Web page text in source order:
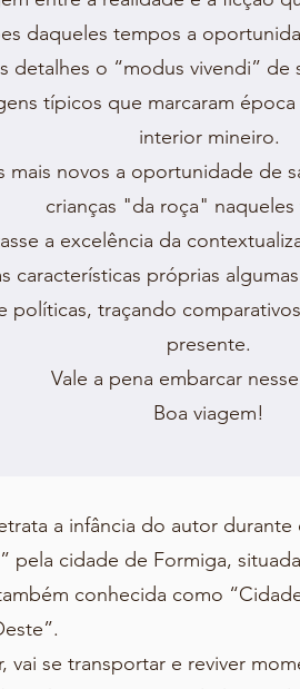
daqueles tempos a
detalhes o “modus vivendi” de
típicos que marcaram
interior mineiro.
mais novos a oportunidade de
crianças "da roça"
a excelência da
características próprias
políticas, traçando
presente.
Vale a pena embarcar
Boa viagem!
a infância do autor durante
pela cidade de Formiga,
conhecida como
se transportar e reviver